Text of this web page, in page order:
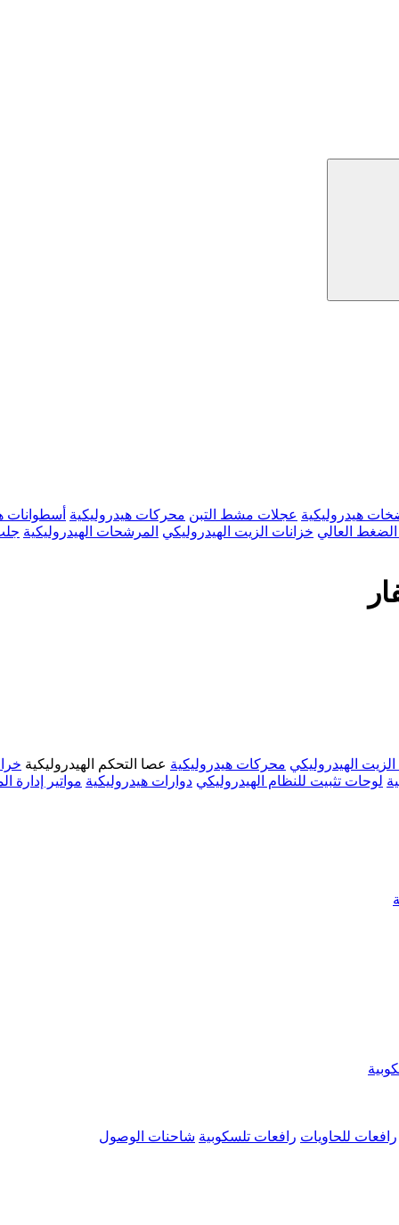
هيدروليكية عجلات مشط التبن محركات هيدروليكية أسطوانات
العالي خزانات الزيت الهيدروليكي المرشحات الهيدروليكية
الهيدروليكي محركات هيدروليكية عصا التحكم الهيدروليكية
لوحات تثبيت للنظام الهيدروليكي دوارات هيدروليكية مواتير إدارة
رافعات للحاويات رافعات تلسكوبية شاحنات الوصول